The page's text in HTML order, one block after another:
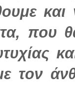
που
τον